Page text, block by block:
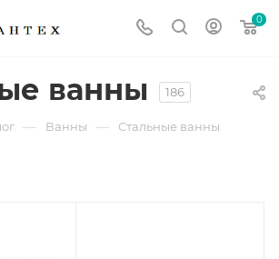
0
ванны 186
— Ванны — Стальные ванны